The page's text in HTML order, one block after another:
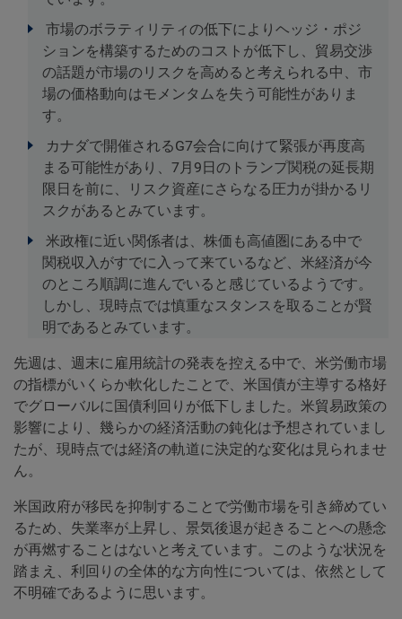
市場のボラティリティの低下によりヘッジ・ポジ
ションを構築するためのコストが低下し、貿易交渉
の話題が市場のリスクを高めると考えられる中、市
場の価格動向はモメンタムを失う可能性がありま
す。
カナダで開催されるG7会合に向けて緊張が再度高
まる可能性があり、7月9日のトランプ関税の延長期
限日を前に、リスク資産にさらなる圧力が掛かるリ
スクがあるとみています。
米政権に近い関係者は、株価も高値圏にある中で
関税収入がすでに入って来ているなど、米経済が今
のところ順調に進んでいると感じているようです。
しかし、現時点では慎重なスタンスを取ることが賢
明であるとみています。
先週は、週末に雇用統計の発表を控える中で、米労働市場
の指標がいくらか軟化したことで、米国債が主導する格好
でグローバルに国債利回りが低下しました。米貿易政策の
影響により、幾らかの経済活動の鈍化は予想されていまし
たが、現時点では経済の軌道に決定的な変化は見られませ
ん。
米国政府が移民を抑制することで労働市場を引き締めてい
るため、失業率が上昇し、景気後退が起きることへの懸念
が再燃することはないと考えています。このような状況を
踏まえ、利回りの全体的な方向性については、依然として
不明確であるように思います。